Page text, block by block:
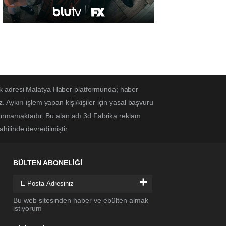
adresi Malatya Haber platformunda; haber
Aykırı işlem yapan kişi/kişiler için yasal başvuru
Bu alan adı 3d Fabrika reklam
devredilmiştir.
BÜLTEN ABONELİĞİ
+
Bu web sitesinden haber ve ebülten almak
istiyorum